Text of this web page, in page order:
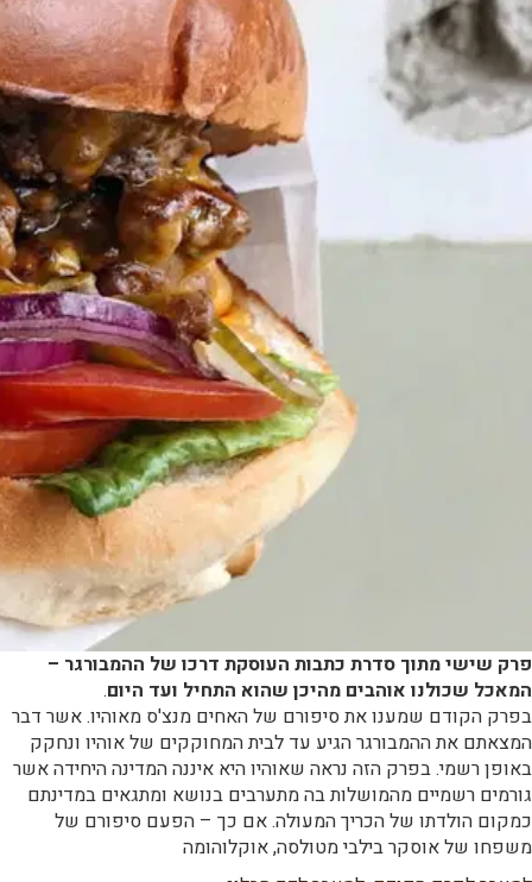
פרק שישי מתוך סדרת כתבות העוסקת דרכו של ההמבורגר –
המאכל שכולנו אוהבים מהיכן שהוא התחיל ועד היום.
בפרק הקודם שמענו את סיפורם של האחים מנצ'ס מאוהיו. אשר דבר
המצאתם את ההמבורגר הגיע עד לבית המחוקקים של אוהיו ונחקק
באופן רשמי. בפרק הזה נראה שאוהיו היא איננה המדינה היחידה אשר
גורמים רשמיים מהמושלות בה מתערבים בנושא ומתגאים במדינתם
כמקום הולדתו של הכריך המעולה. אם כך – הפעם סיפורם של
משפחו של אוסקר בילבי מטולסה, אוקלוהומה